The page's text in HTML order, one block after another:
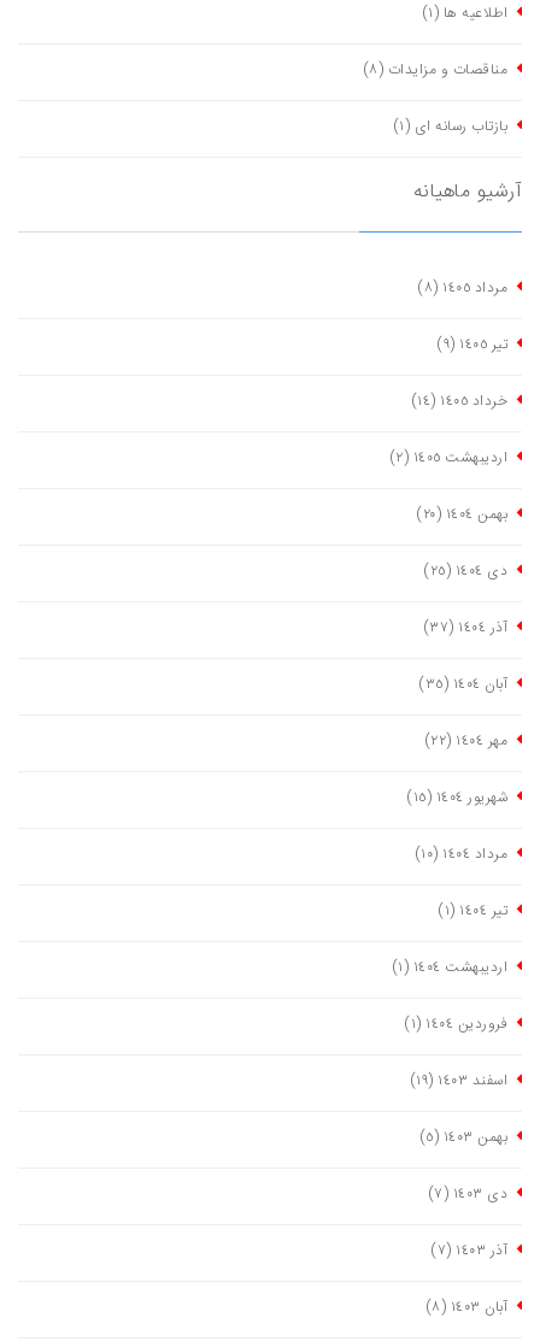
اطلاعیه ها (١)
مناقصات و مزایدات (٨)
بازتاب رسانه ای (١)
آرشیو ماهیانه
مرداد ١٤٠٥ (٨)
تیر ١٤٠٥ (٩)
خرداد ١٤٠٥ (١٤)
اردیبهشت ١٤٠٥ (٢)
بهمن ١٤٠٤ (٢٠)
دی ١٤٠٤ (٢٥)
آذر ١٤٠٤ (٣٧)
آبان ١٤٠٤ (٣٥)
مهر ١٤٠٤ (٢٢)
شهریور ١٤٠٤ (١٥)
مرداد ١٤٠٤ (١٠)
تیر ١٤٠٤ (١)
اردیبهشت ١٤٠٤ (١)
فروردین ١٤٠٤ (١)
اسفند ١٤٠٣ (١٩)
بهمن ١٤٠٣ (٥)
دی ١٤٠٣ (٧)
آذر ١٤٠٣ (٧)
آبان ١٤٠٣ (٨)